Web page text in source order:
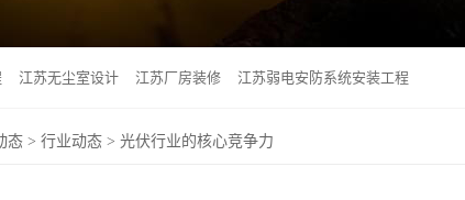
江苏无尘室设计 江苏厂房装修 江苏弱电安防系统安装工程
态 > 行业动态 > 光伏行业的核心竞争力